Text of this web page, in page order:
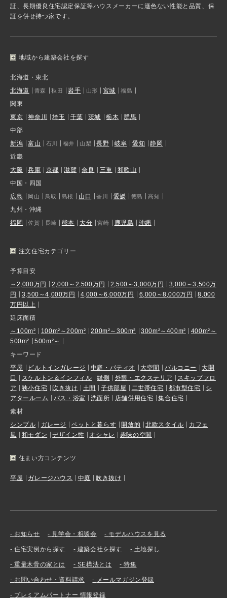
証、長期優良住宅認定保証等ハウスメーカーに遜色ない性能と品質、保
証を併せ持つ家です。
地域から建築会社を探す
北海道・東北
北海道
青森 秋田 岩手 山形 宮城 福島
関東
東京
神奈川 埼玉 千葉 茨城 栃木
群馬
中部
新潟
富山 石川 福井 山梨 長野 岐阜 愛知
静岡
近畿
大阪
兵庫 京都 滋賀 奈良 三重
和歌山
中国・四国
広島
岡山 鳥取 島根 山口 香川 愛媛 徳島 高知
九州・沖縄
福岡
佐賀 長崎 熊本 大分 宮崎 鹿児島 沖縄
注文住宅カテゴリー
予算目安
～2,000万円
2,000～2,500万円 2,500～3,000万円
3,000～3,500万
円
3,500～4,000万円 4,000～6,000万円 6,000～8,000万円
8,000
万円以上
延床面積
～100m²
100m²～200m² 200m²～300m² 300m²～400m²
400m²～
500m²
500m²～
キーワード
平屋
ビルトインガレージ 中庭・パティオ 大空間 バルコニー
大開
口
スケルトン＆インフィル 縁側 外観・エクステリア
スキップフロ
ア
狭小住宅 吹き抜け 土間 子供部屋 二世帯住宅 都市型住宅
シ
アタールーム
バス・浴室 洗面所 店舗併用住宅
集合住宅
素材
シンプル
ガレージ ペットと暮らす 開放的 北欧スタイル
カフェ
風
和モダン デザイン性 オシャレ 趣味の空間
住まい方コンテンツ
平屋 ガレージハウス 中庭 吹き抜け
お知らせ 見学会・相談会 モデルハウスを見る
住宅実例から探す 建築会社を探す 土地探し
重量木骨の家とは SE構法とは 特集
お問い合わせ・資料請求 メールマガジン登録
プレミアムパートナー 情報登録